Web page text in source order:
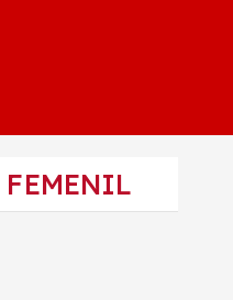
FEMENIL